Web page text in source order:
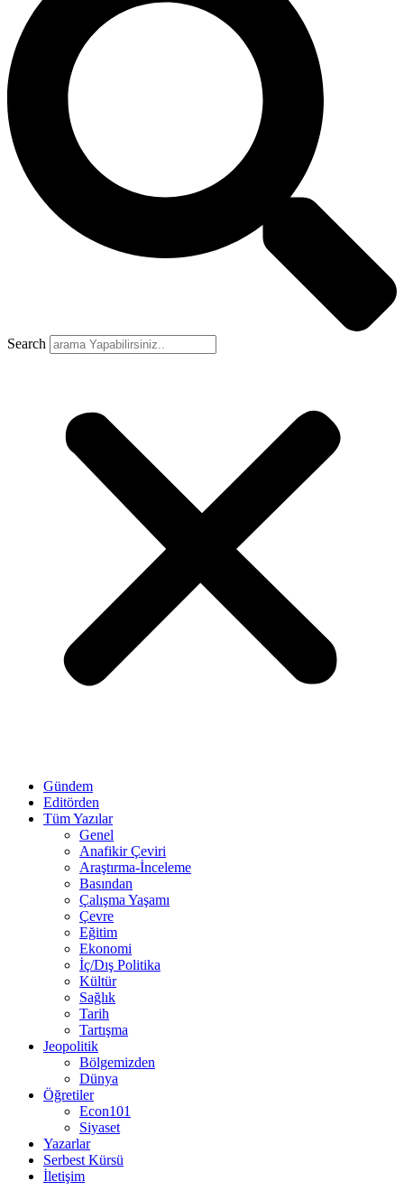
Search
Gündem
Editörden
Tüm Yazılar
Genel
Anafikir Çeviri
Araştırma-İnceleme
Basından
Çalışma Yaşamı
Çevre
Eğitim
Ekonomi
İç/Dış Politika
Kültür
Sağlık
Tarih
Tartışma
Jeopolitik
Bölgemizden
Dünya
Öğretiler
Econ101
Siyaset
Yazarlar
Serbest Kürsü
İletişim